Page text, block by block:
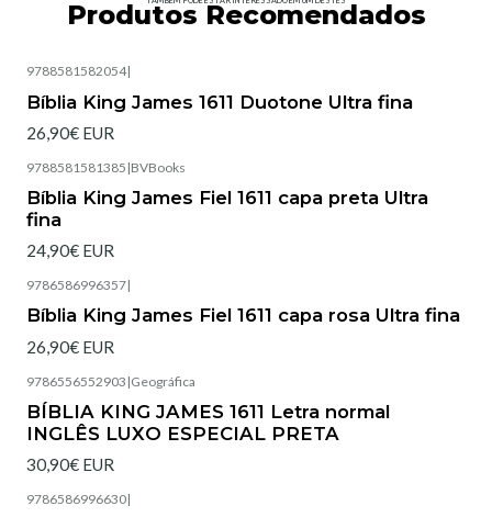
Produtos Recomendados
9788581582054|
Bíblia King James 1611 Duotone Ultra fina
26,90€ EUR
9788581581385 |BVBooks
Bíblia King James Fiel 1611 capa preta Ultra
fina
24,90€ EUR
9786586996357|
Bíblia King James Fiel 1611 capa rosa Ultra fina
26,90€ EUR
9786556552903 |Geográfica
BÍBLIA KING JAMES 1611 Letra normal
INGLÊS LUXO ESPECIAL PRETA
30,90€ EUR
9786586996630|